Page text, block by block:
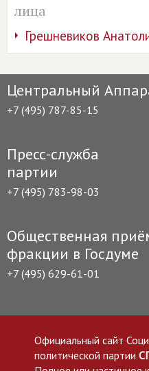
лица
Грешневиков
Центральный
+7 (495) 787-85-15
Пресс-служба
партии
+7 (495) 783-98-03
Общественная
фракции в Госдуме
+7 (495) 629-61-01
Официальный сайт
политической партии